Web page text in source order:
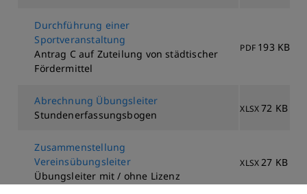
Durchführung einer
Sportveranstaltung
Antrag C auf Zuteilung von städtischer
Fördermittel
PDF 193 KB
Abrechnung Übungsleiter
Stundenerfassungsbogen
XLSX72 KB
Zusammenstellung
Vereinsübungsleiter
Übungsleiter mit / ohne Lizenz
XLSX27 KB